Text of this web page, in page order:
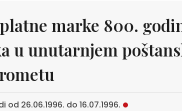
marke 800.
u unutarnjem
26.06.1996. do 16.07.1996.